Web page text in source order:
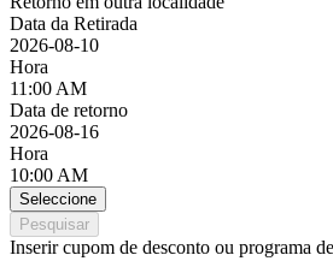
Data da Retirada
2026-08-10
Hora
11:00 AM
Data de retorno
2026-08-16
Hora
10:00 AM
Seleccione
Pesquisar
Inserir cupom de desconto ou programa